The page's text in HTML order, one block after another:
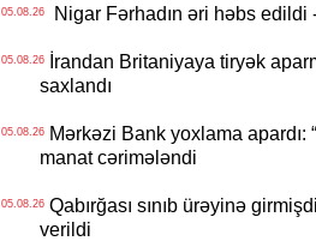
05.08.26Nigar Fərhadın əri həbs edildi
05.08.26İrandan Britaniyaya tiryək
saxlandı
05.08.26Mərkəzi Bank yoxlama apardı:
manat cərimələndi
05.08.26Qabırğası sınıb ürəyinə
verildi